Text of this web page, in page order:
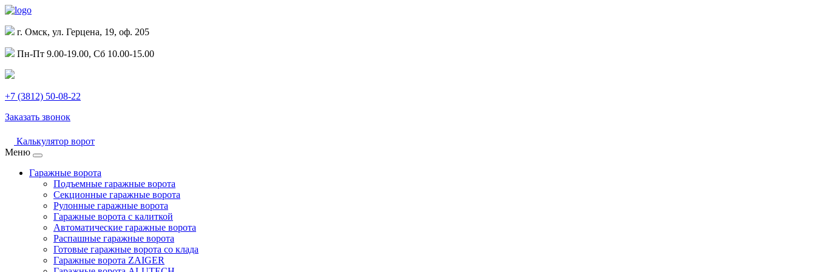
г. Омск, ул. Герцена, 19, оф. 205
Пн-Пт 9.00-19.00, Сб 10.00-15.00
+7 (3812) 50-08-22
Заказать звонок
Калькулятор ворот
Меню
Гаражные ворота
Подъемные гаражные ворота
Секционные гаражные ворота
Рулонные гаражные ворота
Гаражные ворота с калиткой
Автоматические гаражные ворота
Распашные гаражные ворота
Готовые гаражные ворота со клада
Гаражные ворота ZAIGER